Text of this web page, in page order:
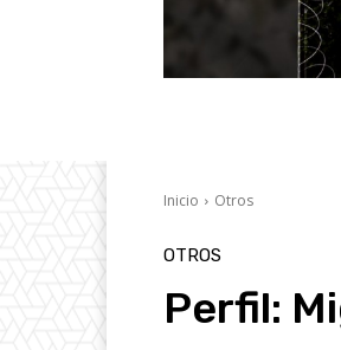
Inicio Otros
OTROS
Perfil: